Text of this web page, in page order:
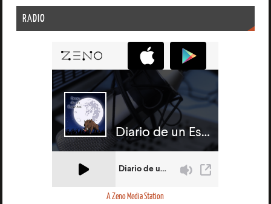
RADIO
A Zeno Media Station